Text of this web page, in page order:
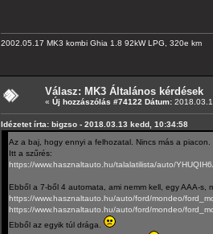
2002.05.17 MK3 kombi Ghia 1.8 92kW LPG, 320e km
Válasz: MK3 Általános kérdések
« Új hozzászólás #74122 Dátum:
Idézetet írta: bigzso - 2018.03.13 kedd, 10:34:58
Az a baj, hogy ennyi a felhozatal. Nincs más a piacon.
Itt a szűrés:
https://www.hasznaltauto.hu/talalatilista/auto/
Ebből a 7-ből 4 automata, ami nemm kell, egy AAA-s,
https://www.hasznaltauto.hu/auto/ford/mondeo/
https://www.hasznaltauto.hu/auto/ford/mondeo/
Ebből az egyik túl drága.